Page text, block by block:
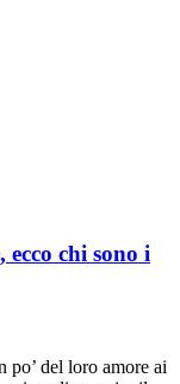
ecco chi sono i
po’ del loro amore ai